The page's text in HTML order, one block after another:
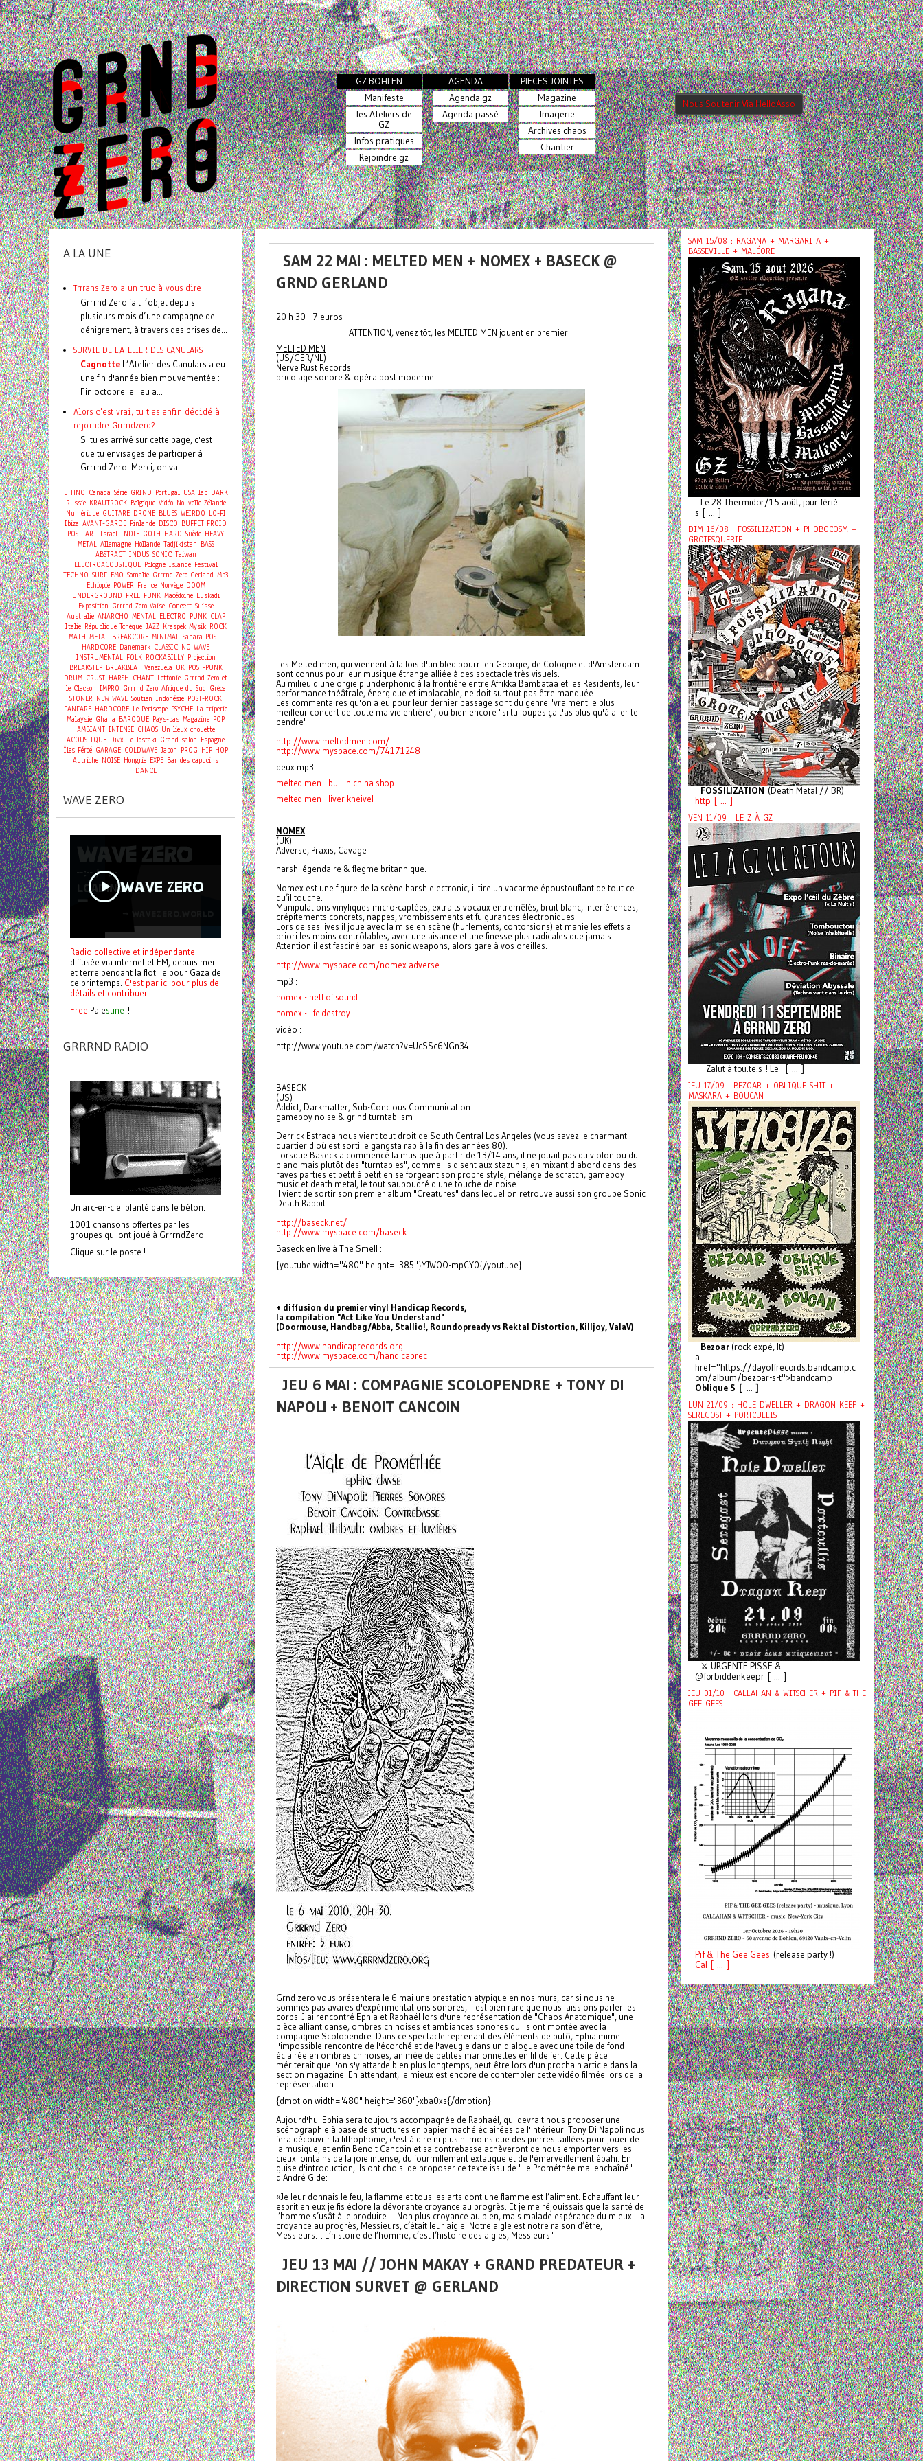
GZ BOHLEN
Manifeste
les Ateliers de
GZ
Infos pratiques
Rejoindre gz
AGENDA
Agenda gz
Agenda passé
PIECES JOINTES
Magazine
Imagerie
Archives chaos
Chantier
Nous Soutenir Via HelloAsso
SAM 22 MAI : MELTED MEN + NOMEX + BASECK @
GRND GERLAND
20 h 30 - 7 euros
ATTENTION, venez tôt, les MELTED MEN jouent en premier !!
MELTED MEN
(US/GER/NL)
Nerve Rust Records
bricolage sonore & opéra post moderne.
Les Melted men, qui viennent à la fois d'un bled pourri en Georgie, de Cologne et d'Amsterdam
sont connus pour leur musique étrange alliée à des spectacle très visuels.
Au milieu d'une orgie plunderphonic à la frontière entre Afrikka Bambataa et les Residents, leur
performance théâtrale, énergique et implacable, ne doit surtout pas être manquée.
Les commentaires qu'on a eu pour leur dernier passage sont du genre "vraiment le plus
meilleur concert de toute ma vie entière", ou bien encore "si tu loupes ça t'as plus qu'à aller te
pendre"
http://www.meltedmen.com/
http://www.myspace.com/74171248
deux mp3 :
melted men - bull in china shop
melted men - liver kneivel
NOMEX
(UK)
Adverse, Praxis, Cavage
harsh légendaire & flegme britannique.
Nomex est une figure de la scène harsh electronic, il tire un vacarme époustouflant de tout ce
qu’il touche.
Manipulations vinyliques micro-captées, extraits vocaux entremêlés, bruit blanc, interférences,
crépitements concrets, nappes, vrombissements et fulgurances électroniques.
Lors de ses lives il joue avec la mise en scène (hurlements, contorsions) et manie les effets a
priori les moins contrôlables, avec une aisance et une finesse plus radicales que jamais.
Attention il est fasciné par les sonic weapons, alors gare à vos oreilles.
http://www.myspace.com/nomex. adverse
mp3 :
nomex - nett of sound
nomex - life destroy
vidéo :
http://www.youtube.com/watch?v=UcSSc6NGn34
BASECK
(US)
Addict, Darkmatter, Sub-Concious Communication
gameboy noise & grind turntablism
Derrick Estrada nous vient tout droit de South Central Los Angeles (vous savez le charmant
quartier d'où est sorti le gangsta rap à la fin des années 80).
Lorsque Baseck a commencé la musique à partir de 13/14 ans, il ne jouait pas du violon ou du
piano mais plutôt des "turntables", comme ils disent aux stazunis, en mixant d'abord dans des
raves parties et petit à petit en se forgeant son propre style, mélange de scratch, gameboy
music et death metal, le tout saupoudré d'une touche de noise.
Il vient de sortir son premier album "Creatures" dans lequel on retrouve aussi son groupe Sonic
Death Rabbit.
http://baseck.net/
http://www.myspace.com/baseck
Baseck en live à The Smell :
{youtube width="480" height="385"}YJWOO-mpCY0{/youtube}
+ diffusion du premier vinyl Handicap Records,
la compilation "Act Like You Understand"
(Doormouse, Handbag/Abba, Stallio!, Roundopready vs Rektal Distortion, Killjoy, ValaV)
http://www.handicaprecords.org
http://www.myspace.com/handicaprec
JEU 6 MAI : COMPAGNIE SCOLOPENDRE + TONY DI
NAPOLI + BENOIT CANCOIN
Grnd zero vous présentera le 6 mai une prestation atypique en nos murs, car si nous ne
sommes pas avares d'expérimentations sonores, il est bien rare que nous laissions parler les
corps. J'ai rencontré Ephia et Raphaël lors d'une représentation de "Chaos Anatomique", une
pièce alliant danse, ombres chinoises et ambiances sonores qu'ils ont montée avec la
compagnie Scolopendre. Dans ce spectacle reprenant des éléments de butô, Ephia mime
l'impossible rencontre de l'écorché et de l'aveugle dans un dialogue avec une toile de fond
éclairée en ombres chinoises, animée de petites marionnettes en fil de fer. Cette pièce
mériterait que l'on s'y attarde bien plus longtemps, peut-être lors d'un prochain article dans la
section magazine. En attendant, le mieux est encore de contempler cette vidéo filmée lors de la
représentation :
{dmotion width="480" height="360"}xba0xs{/dmotion}
Aujourd'hui Ephia sera toujours accompagnée de Raphaël, qui devrait nous proposer une
scénographie à base de structures en papier maché éclairées de l'intérieur. Tony Di Napoli nous
fera découvrir la lithophonie, c'est à dire ni plus ni moins que des pierres taillées pour jouer de
la musique, et enfin Benoit Cancoin et sa contrebasse achèveront de nous emporter vers les
cieux lointains de la joie intense, du fourmillement extatique et de l'émerveillement ébahi. En
guise d'introduction, ils ont choisi de proposer ce texte issu de "Le Prométhée mal enchaîné"
d'André Gide:
«Je leur donnais le feu, la flamme et tous les arts dont une flamme est l’aliment. Echauffant leur
esprit en eux je fis éclore la dévorante croyance au progrès. Et je me réjouissais que la santé de
l’homme s’usât à le produire. – Non plus croyance au bien, mais malade espérance du mieux. La
croyance au progrès, Messieurs, c’était leur aigle. Notre aigle est notre raison d’être,
Messieurs… L’histoire de l’homme, c’est l’histoire des aigles, Messieurs"
JEU 13 MAI // JOHN MAKAY + GRAND PREDATEUR +
DIRECTION SURVET @ GERLAND
A LA UNE
Trrrans Zero a un truc à vous dire
Grrrnd Zero fait l’objet depuis
plusieurs mois d’une campagne de
dénigrement, à travers des prises de...
SURVIE DE L'ATELIER DES CANULARS
Cagnotte L’Atelier des Canulars a eu
une fin d'année bien mouvementée : -
Fin octobre le lieu a...
Alors c'est vrai, tu t'es enfin décidé à
rejoindre Grrrndzero?
Si tu es arrivé sur cette page, c'est
que tu envisages de participer à
Grrrnd Zero. Merci, on va...
ETHNO Canada Série GRIND Portugal USA lab DARK
Russie KRAUTROCK Belgique Vidéo Nouvelle-Zélande
Numérique GUITARE DRONE BLUES WEIRDO LO-FI
Ibiza AVANT-GARDE Finlande DISCO BUFFET FROID
POST ART Israel INDIE GOTH HARD Suède HEAVY
METAL Allemagne Hollande Tadjikistan BASS
ABSTRACT INDUS SONIC Taiwan
ELECTROACOUSTIQUE Pologne Islande Festival
TECHNO SURF EMO Somalie Grrrnd Zero Gerland Mp3
Ethiopie POWER France Norvège DOOM
UNDERGROUND FREE FUNK Macédoine Euskadi
Exposition Grrrnd Zero Vaise Concert Suisse
Australie ANARCHO MENTAL ELECTRO PUNK CLAP
Italie République Tchèque JAZZ Kraspek Mysik ROCK
MATH METAL BREAKCORE MINIMAL Sahara POST-
HARDCORE Danemark CLASSIC NO WAVE
INSTRUMENTAL FOLK ROCKABILLY Projection
BREAKSTEP BREAKBEAT Venezuela UK POST-PUNK
DRUM CRUST HARSH CHANT Lettonie Grrrnd Zero et
le Clacson IMPRO Grrrnd Zero Afrique du Sud Grèce
STONER NEW WAVE Soutien Indonésie POST-ROCK
FANFARE HARDCORE Le Periscope PSYCHE La triperie
Malaysie Ghana BAROQUE Pays-bas Magazine POP
AMBIANT INTENSE CHAOS Un lieux chouette
ACOUSTIQUE Divx Le Tostaki Grand salon Espagne
Îles Féroé GARAGE COLDWAVE Japon PROG HIP HOP
Autriche NOISE Hongrie EXPE Bar des capucins
DANCE
WAVE ZERO
Radio collective et indépendante
diffusée via internet et FM, depuis mer
et terre pendant la flotille pour Gaza de
ce printemps. C'est par ici pour plus de
détails et contribuer !
Free Palestine !
GRRRND RADIO
Un arc-en-ciel planté dans le béton.
1001 chansons offertes par les
groupes qui ont joué à GrrrndZero.
Clique sur le poste !
SAM 15/08 : RAGANA + MARGARITA +
BASSEVILLE + MALÉORE
Le 28 Thermidor/15 août, jour férié
s [ ... ]
DIM 16/08 : FOSSILIZATION + PHOBOCOSM +
GROTESQUERIE
FOSSILIZATION (Death Metal // BR)
http [ ... ]
VEN 11/09 : LE Z À GZ
Zalut à tou.te.s ! Le [ ... ]
JEU 17/09 : BEZOAR + OBLIQUE SHIT +
MASKARA + BOUCAN
Bezoar (rock expé, It)
a
href="https://dayoffrecords.bandcamp.c
om/album/bezoar-s-t">bandcamp
Oblique S [ ... ]
LUN 21/09 : HOLE DWELLER + DRAGON KEEP +
SEREGOST + PORTCULLIS
⚔️ URGENTE PISSE &
@forbiddenkeepr [ ... ]
JEU 01/10 : CALLAHAN & WITSCHER + PIF & THE
GEE GEES
Pif& The Gee Gees (release party !)
Cal [ ... ]